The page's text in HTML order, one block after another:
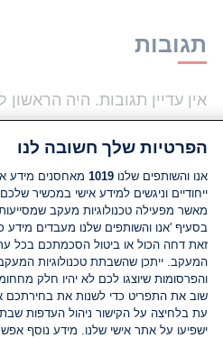
תגובות
אין עדיין תגובות. היה הראשון
הוסף תגובה
הפרטיות שלך חשובה לנו
אנו והשותפים שלנו1019 מאחסנים מידע
ייחודיים וניגשים למידע אישי במכשיר
מאשר מפעילה טכנולוגיות מעקב
בסעיף 'אנו והשותפים שלנו מעבדים
זאת דחה הכול או ביטול הסכמתכם בכל
המעקב. ייתכן שהשבתת טכנולוגיות
והפרסומות שיוצגו לכם לא יהיו חלק
שוב את התפריט כדי לשנות את
עת בלחיצה על הקישור ניהול העדפות
ישפיעו על אתר אישי שלנו. מידע נוסף